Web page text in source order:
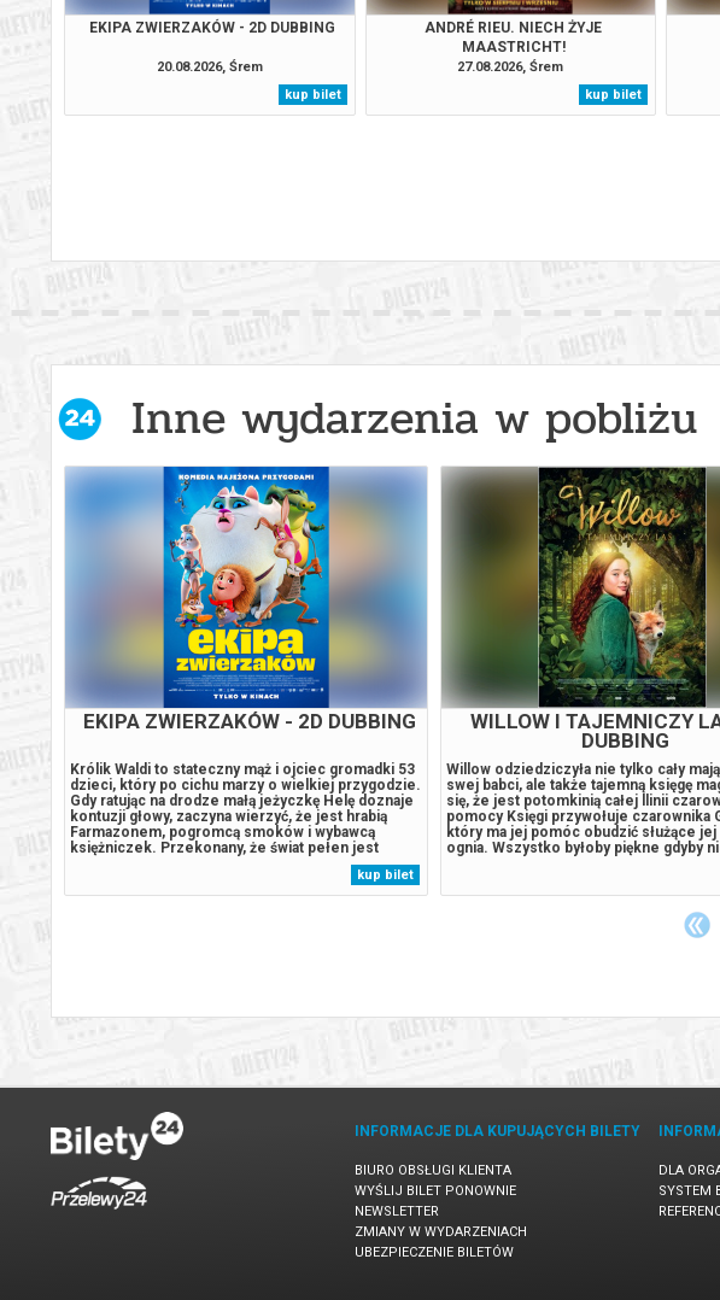
EKIPA ZWIERZAKÓW - 2D DUBBING
20.08.2026, Śrem
kup bilet
ANDRÉ RIEU. NIECH ŻYJE
MAASTRICHT!
27.08.2026, Śrem
kup bilet
Inne wydarzenia w pobliżu
EKIPA ZWIERZAKÓW - 2D DUBBING
Królik Waldi to stateczny mąż i ojciec gromadki 53
dzieci, który po cichu marzy o wielkiej przygodzie.
Gdy ratując na drodze małą jeżyczkę Helę doznaje
kontuzji głowy, zaczyna wierzyć, że jest hrabią
Farmazonem, pogromcą smoków i wybawcą
księżniczek. Przekonany, że świat pełen jest
czekających go wyzwań, porzuca rodzinne strony,
by walczyć ze złem i nieść pomoc słabszym. U
jego boku zaś kroczy Hela,...
kup bilet
WILLOW I TAJEMNICZY
DUBBING
Willow odziedziczyła nie tylko cały
swej babci, ale także tajemną księgę
się, że jest potomkinią całej llinii
pomocy Księgi przywołuje czarownika
który ma jej pomóc obudzić służące
ognia. Wszystko byłoby piękne gdyby
ojciec planuje sprzedać las, z którego
cała magia, którą Willow posiada. Nie
czasu aby...
INFORMACJE DLA KUPUJĄCYCH BILETY
BIURO OBSŁUGI KLIENTA
WYŚLIJ BILET PONOWNIE
NEWSLETTER
ZMIANY W WYDARZENIACH
UBEZPIECZENIE BILETÓW
DLA
SYSTEM